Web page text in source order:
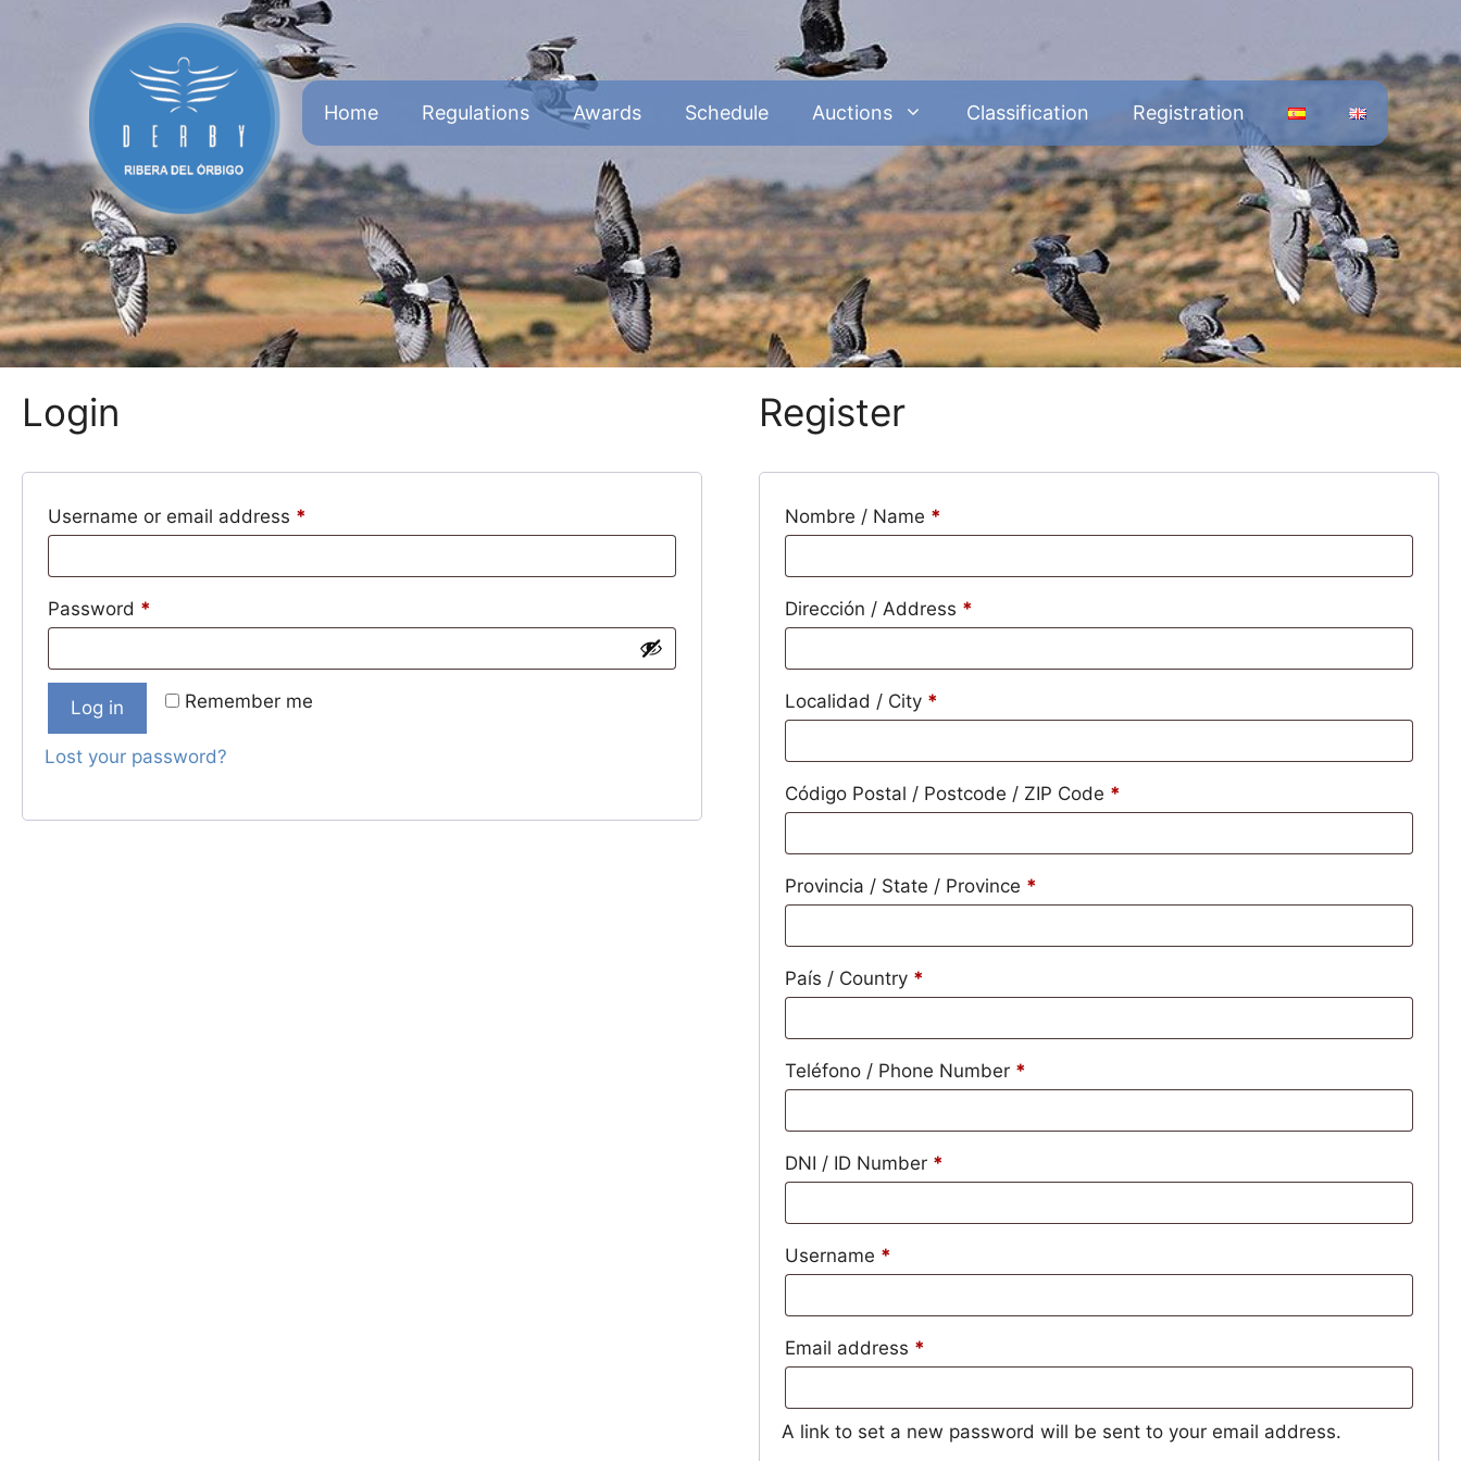
Home Regulations Awards Schedule Auctions Classification Registration
Login
Username or email address *
Password *
Remember me
Log in
Lost your password?
Register
Nombre / Name *
Dirección / Address *
Localidad / City *
Código Postal / Postcode / ZIP Code *
Provincia / State / Province *
País / Country *
Teléfono / Phone Number *
DNI / ID Number *
Username *
Email address *
A link to set a new password will be sent to your email address.